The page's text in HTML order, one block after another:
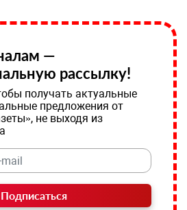
—
рассылку!
получать актуальные
предложения от
не выходя из
Подписаться